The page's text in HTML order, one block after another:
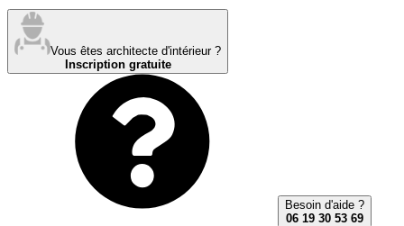
Vous êtes architecte d'intérieur ?
Inscription gratuite
Besoin d'aide ?
06 19 30 53 69